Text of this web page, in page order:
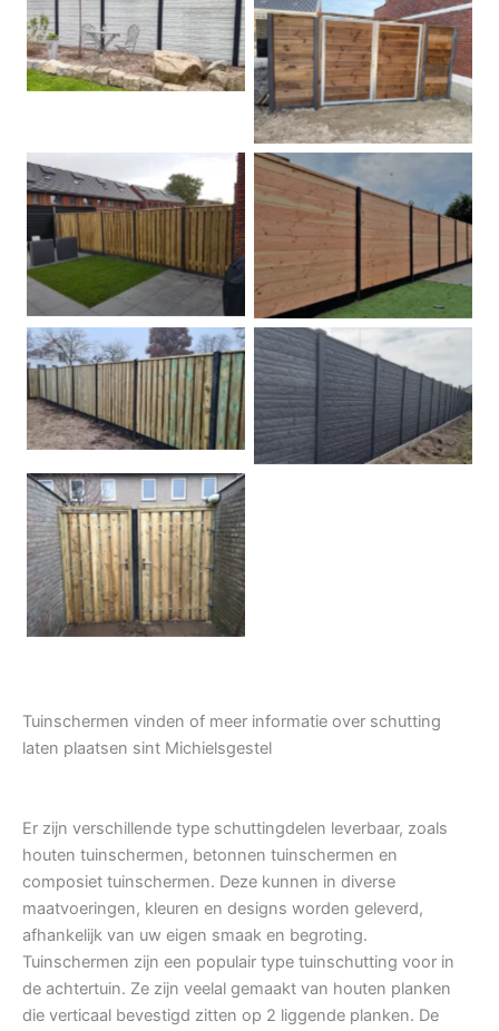
Betonschutting
Dubbele poort
Betonpalen schutting Douglas
Hout beton schuttingen Rots motief antraciet
Tuindeur grenen
Tuinschermen vinden of meer informatie over schutting
laten plaatsen sint Michielsgestel
Er zijn verschillende type schuttingdelen leverbaar, zoals
houten tuinschermen, betonnen tuinschermen en
composiet tuinschermen. Deze kunnen in diverse
maatvoeringen, kleuren en designs worden geleverd,
afhankelijk van uw eigen smaak en begroting.
Tuinschermen zijn een populair type tuinschutting voor in
de achtertuin. Ze zijn veelal gemaakt van houten planken
die verticaal bevestigd zitten op 2 liggende planken. De